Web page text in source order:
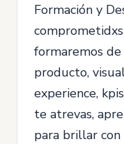
Formación y
formaremos
producto,
experience,
te atrevas,
para brillar con